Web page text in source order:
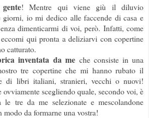
! Mentre qui viene giù il diluvio
giorni, io mi dedico alle faccende di casa e
dimenticarmi di voi, però. Infatti, come
qui pronta a deliziarvi con copertine
catturato.
inventata da me che consiste in una
tre copertine che mi hanno rubato il
di libri italiani, stranieri, vecchi o nuovi!
ovviamente scegliendo quale, secondo voi, è
tre da me selezionate e mescolandone
da formarne una vostra!